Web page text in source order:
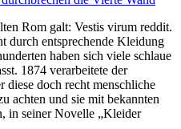
Rom galt: Vestis virum reddit.
durch entsprechende Kleidung
haben sich viele schlaue
1874 verarbeitete der
doch recht menschliche
achten und sie mit bekannten
in seiner Novelle „Kleider